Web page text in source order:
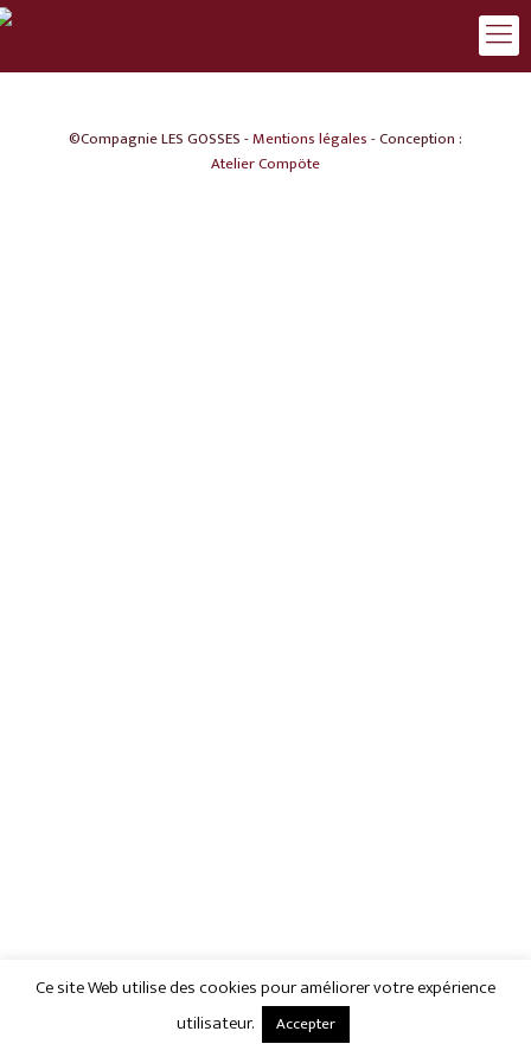
©Compagnie LES GOSSES -Mentions légales- Conception :
Atelier Compöte
Ce site Web utilise des cookies pour améliorer votre expérience
utilisateur.
Accepter